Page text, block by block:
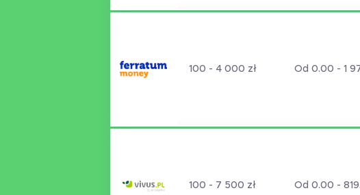
100 - 4 000 zł Od 0.00 - 1
100 - 7 500 zł Od 0.00 -